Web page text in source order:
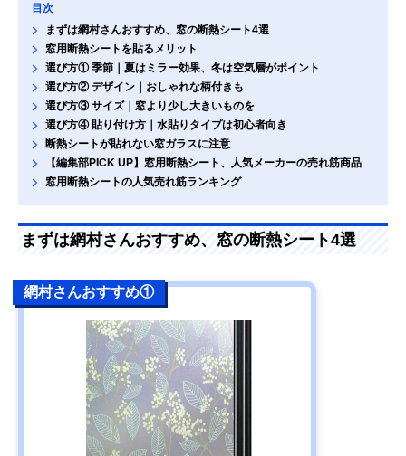
目次
まずは網村さんおすすめ、窓の断熱シート4選
窓用断熱シートを貼るメリット
選び方① 季節｜夏はミラー効果、冬は空気層がポイント
選び方② デザイン｜おしゃれな柄付きも
選び方③ サイズ｜窓より少し大きいものを
選び方④ 貼り付け方｜水貼りタイプは初心者向き
断熱シートが貼れない窓ガラスに注意
【編集部PICK UP】窓用断熱シート、人気メーカーの売れ筋商品
窓用断熱シートの人気売れ筋ランキング
まずは網村さんおすすめ、窓の断熱シート4選
網村さんおすすめ①